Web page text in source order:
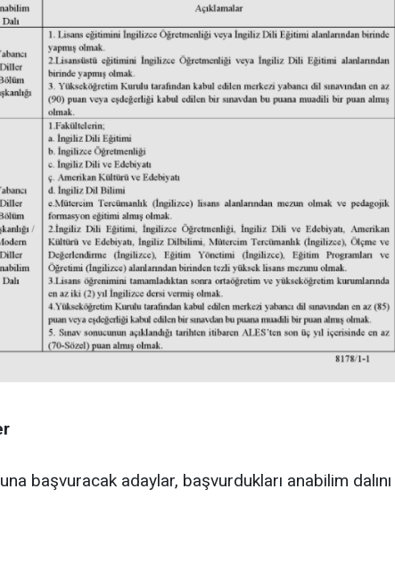
başvuracak adaylar, başvurdukları anabilim dalını